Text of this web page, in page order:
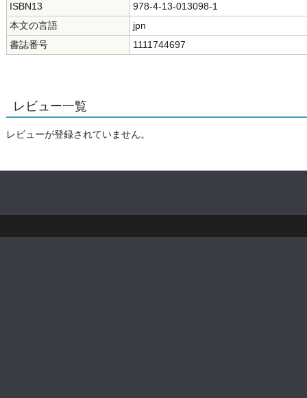
ISBN13
978-4-13-013098-1
本文の言語
jpn
書誌番号
1111744697
レビュー一覧
レビューが登録されていません。